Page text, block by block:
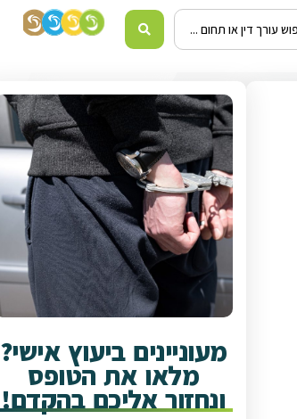
מעוניינים ביעוץ אישי?
מלאו את הטופס
ונחזור אליכם בהקדם!